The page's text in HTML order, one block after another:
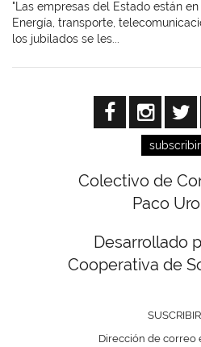
"Las empresas del Estado están
Energía, transporte,
los jubilados se les...
Colectivo de
Paco
Desarrollado
Cooperativa de
Dirección de correo